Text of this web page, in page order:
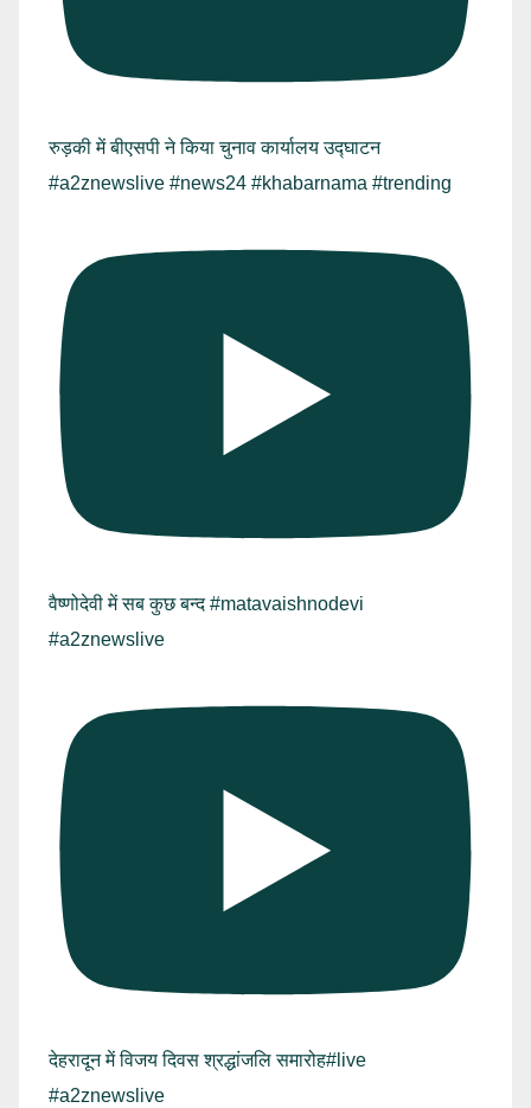
रुड़की में बीएसपी ने किया चुनाव कार्यालय उद्घाटन
#a2znewslive #news24 #khabarnama #trending
वैष्णोदेवी में सब कुछ बन्द #matavaishnodevi
#a2znewslive
देहरादून में विजय दिवस श्रद्धांजलि समारोह#live
#a2znewslive